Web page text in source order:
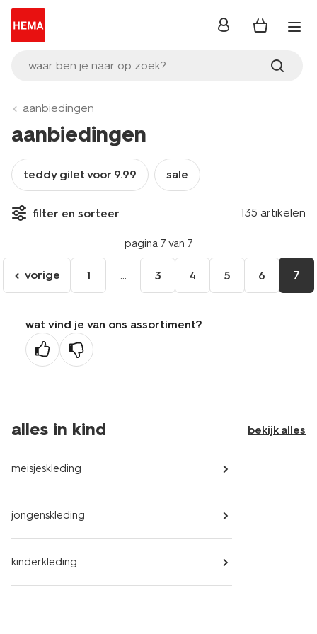
waar ben je naar op zoek?
inloggen
aanbiedingen
aanbiedingen
teddy gilet voor 9.99 sale
filter en sorteer 135 artikelen
pagina 7 van 7
ga
naar
vorige
pagina
vorige 1 ... 3 4 5 6 7
wat vind je van ons assortiment?
alles in kind bekijk alles
meisjeskleding
jongenskleding
kinderkleding